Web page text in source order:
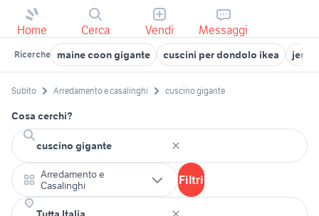
Home Cerca Vendi Messaggi
Ricerche maine coon gigante cuscini per dondolo ikea
Subito Arredamento e casalinghi cuscino gigante
Cosa cerchi?
Arredamento e
Casalinghi
Filtri